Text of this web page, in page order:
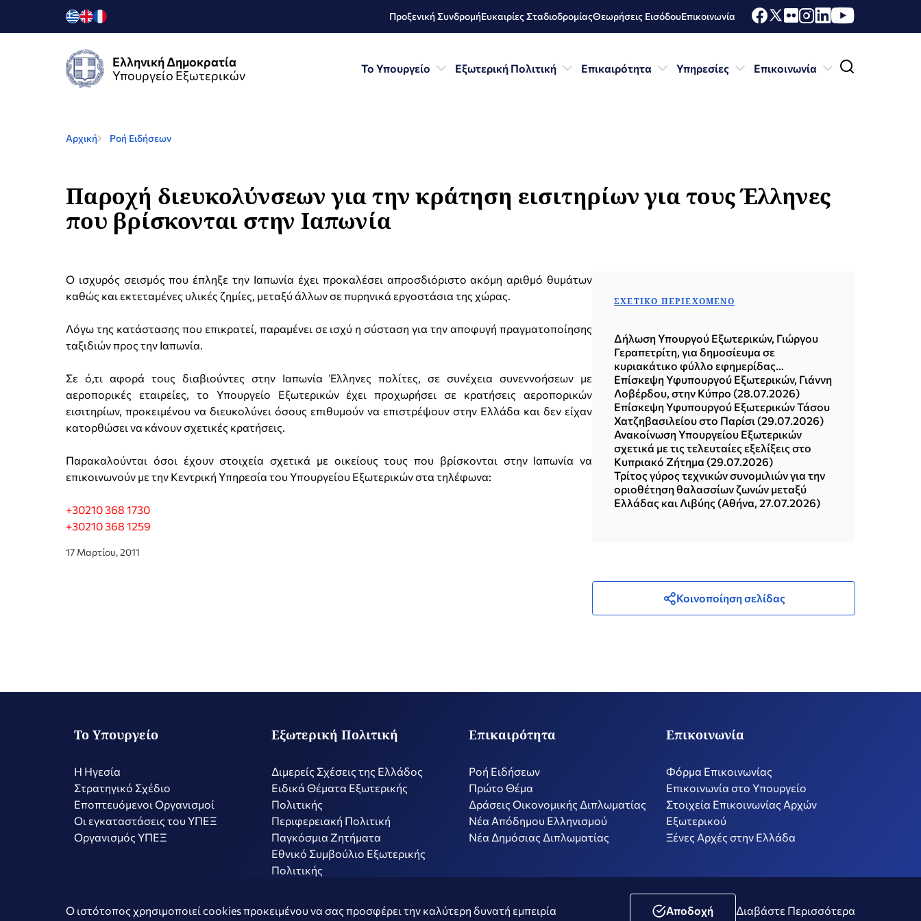
Προξενική ΣυνδρομήΕυκαιρίες ΣταδιοδρομίαςΘεωρήσεις ΕισόδουΕπικοινωνία
Ελληνική Δημοκρατία
Υπουργείο Εξωτερικών
Το Υπουργείο Εξωτερική Πολιτική Επικαιρότητα Υπηρεσίες Επικοινωνία
Αρχική Ροή Ειδήσεων
Παροχή διευκολύνσεων για την κράτηση εισιτηρίων για τους Έλληνες
που βρίσκονται στην Ιαπωνία
Ο ισχυρός σεισμός που έπληξε την Ιαπωνία έχει προκαλέσει απροσδιόριστο ακόμη αριθμό θυμάτων
καθώς και εκτεταμένες υλικές ζημίες, μεταξύ άλλων σε πυρηνικά εργοστάσια της χώρας.
Λόγω της κατάστασης που επικρατεί, παραμένει σε ισχύ η σύσταση για την αποφυγή πραγματοποίησης
ταξιδιών προς την Ιαπωνία.
Σε ό,τι αφορά τους διαβιούντες στην Ιαπωνία Έλληνες πολίτες, σε συνέχεια συνεννοήσεων με
αεροπορικές εταιρείες, το Υπουργείο Εξωτερικών έχει προχωρήσει σε κρατήσεις αεροπορικών
εισιτηρίων, προκειμένου να διευκολύνει όσους επιθυμούν να επιστρέψουν στην Ελλάδα και δεν είχαν
κατορθώσει να κάνουν σχετικές κρατήσεις.
Παρακαλούνται όσοι έχουν στοιχεία σχετικά με οικείους τους που βρίσκονται στην Ιαπωνία να
επικοινωνούν με την Κεντρική Υπηρεσία του Υπουργείου Εξωτερικών στα τηλέφωνα:
+30210 368 1730
+30210 368 1259
17 Μαρτίου, 2011
ΣΧΕΤΙΚΌ ΠΕΡΙΕΧΌΜΕΝΟ
Δήλωση Υπουργού Εξωτερικών, Γιώργου
Γεραπετρίτη, για δημοσίευμα σε
κυριακάτικο φύλλο εφημερίδας
(02.08.2026)
Επίσκεψη Υφυπουργού Εξωτερικών, Γιάννη
Λοβέρδου, στην Κύπρο (28.07.2026)
Επίσκεψη Υφυπουργού Εξωτερικών Τάσου
Χατζηβασιλείου στο Παρίσι (29.07.2026)
Ανακοίνωση Υπουργείου Εξωτερικών
σχετικά με τις τελευταίες εξελίξεις στο
Κυπριακό Ζήτημα (29.07.2026)
Τρίτος γύρος τεχνικών συνομιλιών για την
οριοθέτηση θαλασσίων ζωνών μεταξύ
Ελλάδας και Λιβύης (Αθήνα, 27.07.2026)
Κοινοποίηση σελίδας
Το Υπουργείο
Η Ηγεσία
Στρατηγικό Σχέδιο
Εποπτευόμενοι Οργανισμοί
Οι εγκαταστάσεις του ΥΠΕΞ
Οργανισμός ΥΠΕΞ
Εξωτερική Πολιτική
Διμερείς Σχέσεις της Ελλάδος
Ειδικά Θέματα Εξωτερικής
Πολιτικής
Περιφερειακή Πολιτική
Παγκόσμια Ζητήματα
Εθνικό Συμβούλιο Εξωτερικής
Πολιτικής
Επικαιρότητα
Ροή Ειδήσεων
Πρώτο Θέμα
Δράσεις Οικονομικής Διπλωματίας
Nέα Απόδημου Ελληνισμού
Νέα Δημόσιας Διπλωματίας
Επικοινωνία
Φόρμα Επικοινωνίας
Επικοινωνία στο Υπουργείο
Στοιχεία Επικοινωνίας Αρχών
Εξωτερικού
Ξένες Αρχές στην Ελλάδα
Copyright © 2026 Ελληνική Δημοκρατία - Υπουργείο Εξωτερικών Όροι Χρήσης Πολιτική Μέσων Κοινωνικής Δικτύωσης Δήλωση Προσβασιμότητας
Ο ιστότοπος χρησιμοποιεί cookies προκειμένου να σας προσφέρει την καλύτερη δυνατή εμπειρία Αποδοχή Διαβάστε Περισσότερα